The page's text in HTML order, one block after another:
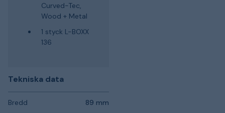
Curved-Tec,
Wood + Metal
1 styck L-BOXX
136
Tekniska data
Bredd 89 mm